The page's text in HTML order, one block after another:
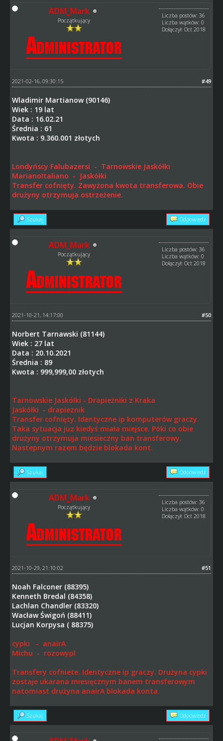
ADM_Mark
Początkujący
Liczba postów: 36
Liczba wątków: 0
Dołączył: Oct 2018
#49
2021-02-16, 09:30:15
Wladimir Martianow (90146)
Wiek : 19 lat
Data : 16.02.21
Średnia : 61
Kwota : 9.360.001 złotych
Londyńscy Falubazersi - Tarnowskie Jaskółki
MarianoItaliano - Jaskółki
Transfer cofnięty. Zawyżona kwota transferowa. Obie
drużyny otrzymuja ostrzeżenie.
Szukaj Odpowiedz
ADM_Mark
Początkujący
Liczba postów: 36
Liczba wątków: 0
Dołączył: Oct 2018
#50
2021-10-21, 14:17:00
Norbert Tarnawski (81144)
Wiek : 27 lat
Data : 20.10.2021
Średnia : 89
Kwota : 999,999,00 złotych
Tarnowskie Jaskółki - Drapieżniki z Kraka
Jaskółki - drapieznik
Transfer cofnięty. Identyczne ip komputerów graczy.
Taka sytuacja juz kiedyś miała miejsce. Póki co obie
drużyny otrzymuja miesieczny ban transferowy.
Nastepnym razem będzie blokada kont.
Szukaj Odpowiedz
ADM_Mark
Początkujący
Liczba postów: 36
Liczba wątków: 0
Dołączył: Oct 2018
#51
2021-10-29, 21:10:02
Noah Falconer (88395)
Kenneth Bredal (84358)
Lachlan Chandler (83320)
Wacław Świgoń (88411)
Lucjan Korpysa ( 88375)
cypki - anairA
Michu - rozowypl
Transfery cofniete. Identyczne ip graczy. Drużyna cypki
zostaje ukarana miesięcznym banem transferowym
natomiast drużyna anairA blokada konta.
Szukaj Odpowiedz